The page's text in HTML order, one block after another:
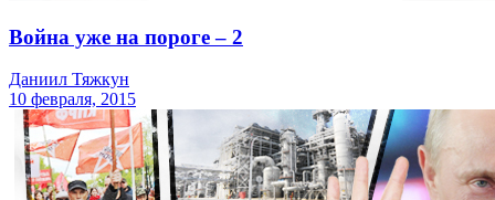
Война уже на пороге – 2
Даниил Тяжкун
10 февраля, 2015